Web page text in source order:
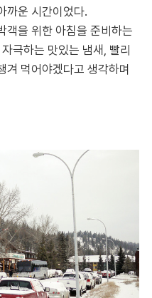
까운 시간이었다.
객을 위한 아침을 준비하는
극하는 맛있는 냄새, 빨리
겨 먹어야겠다고 생각하며